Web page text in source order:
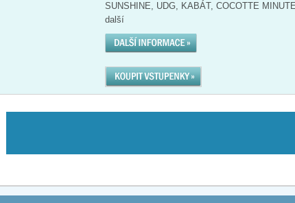
SUNSHINE, UDG, KABÁT, COCOTTE
další